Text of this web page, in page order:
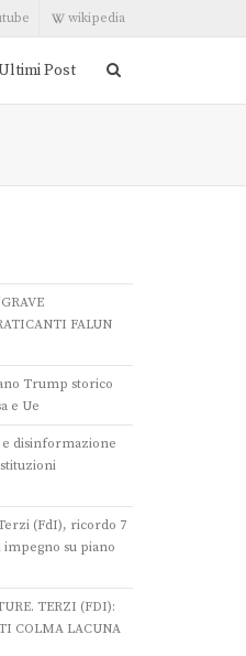
wikipedia
Post
FALUN
Trump storico
e Ue
disinformazione
(FdI), ricordo 7
su piano
TERZI (FDI):
COLMA LACUNA